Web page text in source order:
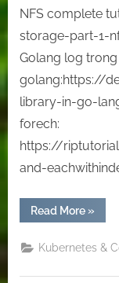
NFS complete
storage-part-1-
Golang log trong
golang:https://
library-in-go-
forech:
https://
and-
Read More“[note
–
Note
các
về
»
Kubernetes &